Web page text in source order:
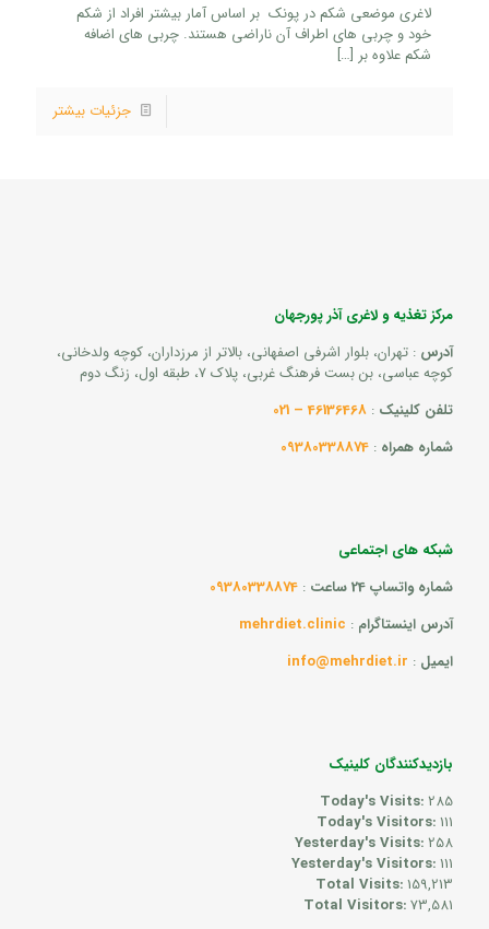
لاغری موضعی شکم در پونک بر اساس آمار بیشتر افراد از شکم
خود و چربی های اطراف آن ناراضی هستند. چربی های اضافه
شکم علاوه بر […]
جزئیات بیشتر
مرکز تغذیه و لاغری آذر پورجهان
آدرس : تهران، بلوار اشرفی اصفهانی، بالاتر از مرزداران، کوچه ولدخانی،
کوچه عباسی، بن بست فرهنگ غربی، پلاک 7، طبقه اول، زنگ دوم
تلفن کلینیک :
46136468 – 021
شماره همراه :
09380338874
شبکه های اجتماعی
شماره واتساپ 24 ساعت
:
09380338874
آدرس اینستاگرام :
mehrdiet.clinic
ایمیل :
info@mehrdiet.ir
بازدیدکنندگان کلینیک
Today's Visits:285
Today's Visitors:111
Yesterday's Visits:258
Yesterday's Visitors:111
Total Visits:159,213
Total Visitors:73,581